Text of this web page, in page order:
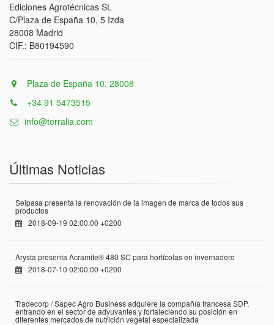
Ediciones Agrotécnicas SL
C/Plaza de España 10, 5 Izda
28008 Madrid
CIF.: B80194590
Plaza de España 10, 28008
+34 91 5473515
info@terralia.com
Últimas Noticias
Seipasa presenta la renovación de la imagen de marca de todos sus
productos
2018-09-19 02:00:00 +0200
Arysta presenta Acramite® 480 SC para hortícolas en invernadero
2018-07-10 02:00:00 +0200
Tradecorp / Sapec Agro Business adquiere la compañía francesa SDP,
entrando en el sector de adyuvantes y fortaleciendo su posición en
diferentes mercados de nutrición vegetal especializada